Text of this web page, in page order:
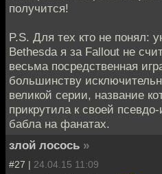
получится!
P.S. Для тех кто не понял:
Bethesda я за Fallout не
весьма посредственная
большинству
великой серии, название
прикрутила к своей
бабла на фанатах.
злой лосось »
#27 | 24.04.15 11:09